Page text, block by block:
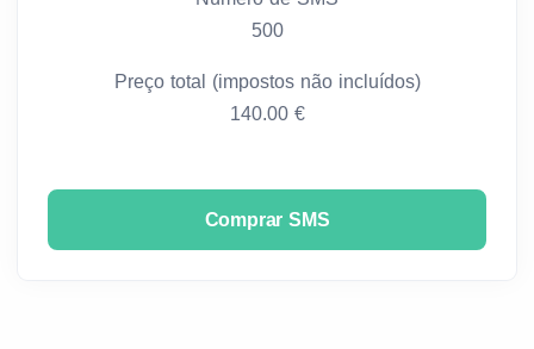
500
Preço total (impostos não incluídos)
140.00 €
Comprar SMS